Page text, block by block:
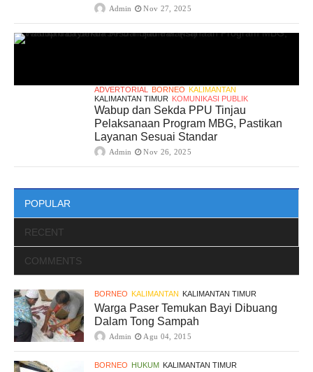
Admin Nov 27, 2025
ADVERTORIAL BORNEO KALIMANTAN
KALIMANTAN TIMUR KOMUNIKASI PUBLIK
Wabup dan Sekda PPU Tinjau
Pelaksanaan Program MBG, Pastikan
Layanan Sesuai Standar
Admin Nov 26, 2025
POPULAR
RECENT
COMMENTS
BORNEO KALIMANTAN KALIMANTAN TIMUR
Warga Paser Temukan Bayi Dibuang
Dalam Tong Sampah
Admin Agu 04, 2015
BORNEO HUKUM KALIMANTAN TIMUR